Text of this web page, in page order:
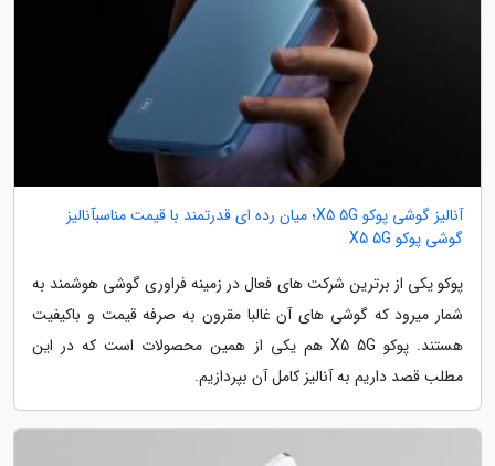
آنالیز گوشی پوکو X5 5G؛ میان رده ای قدرتمند با قیمت مناسبآنالیز
گوشی پوکو X5 5G
پوکو یکی از برترین شرکت های فعال در زمینه فراوری گوشی هوشمند به
شمار میرود که گوشی های آن غالبا مقرون به صرفه قیمت و باکیفیت
هستند. پوکو X5 5G هم یکی از همین محصولات است که در این
مطلب قصد داریم به آنالیز کامل آن بپردازیم.